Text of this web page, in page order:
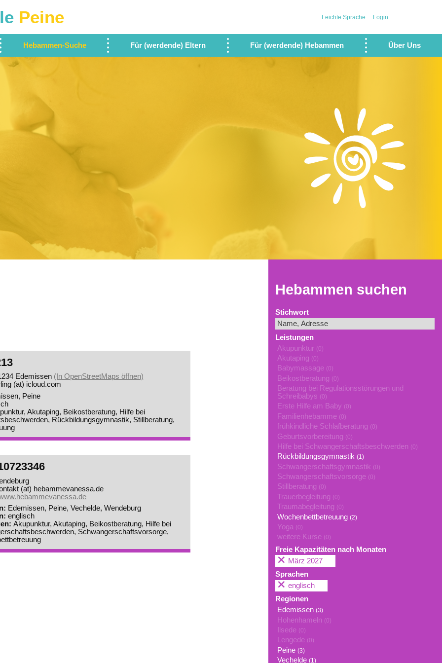
Peine
Hebammen-Suche Für (werdende) Eltern Für (werdende) Hebammen Über Uns
Leichte Sprache Login
Hebammen suchen
Stichwort
Leistungen
Akupunktur (0)
Akutaping (0)
Babymassage (0)
Beikostberatung (0)
Beratung bei Regulationsstörungen und
Schreibabys (0)
Erste Hilfe am Baby (0)
Familienhebamme (0)
frühkindliche Schlafberatung (0)
Geburtsvorbereitung (0)
Hilfe bei Schwangerschaftsbeschwerden (0)
Rückbildungsgymnastik (1)
Schwangerschaftsgymnastik (0)
Schwangerschaftsvorsorge (0)
Stillberatung (0)
Trauerbegleitung (0)
Traumabegleitung (0)
Wochenbettbetreuung (2)
Yoga (0)
weitere Kurse (0)
Freie Kapazitäten nach Monaten
März 2027
Sprachen
englisch
Regionen
Edemissen (3)
Hohenhameln (0)
Ilsede (0)
Lengede (0)
Peine (3)
Vechelde (1)
Edemissen (In OpenStreetMaps öffnen)
(at) icloud.com
Peine
Akutaping Beikostberatung Hilfe bei
Rückbildungsgymnastik
Stillberatung
nicht erreichbar.
(at) hebammevanessa.de
Edemissen Peine Vechelde Wendeburg
englisch
Akupunktur Akutaping Beikostberatung
Hilfe bei
Schwangerschaftsvorsorge
nicht erreichbar.
nicht erreichbar.
nicht erreichbar.